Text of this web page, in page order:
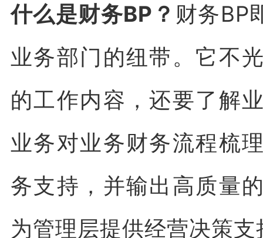
什么是财务BP？ 财务BP
业务部门的纽带。它不
的工作内容，还要了解
业务对业务财务流程梳
务支持，并输出高质量
为管理层提供经营决策支